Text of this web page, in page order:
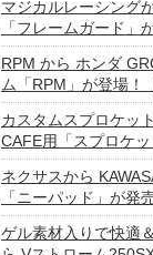
マジカルレーシング
「フレームガード」
RPM から ホンダ
ム「RPM」が登場！
カスタムスプロケッ
CAFE用「スプロケ
ネクサスから
「ニーパッド」が発
ゲル素材入りで快適